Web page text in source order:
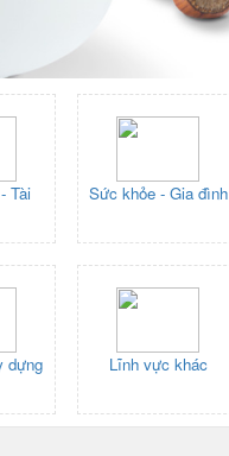
Tài
Sức khỏe - Gia đình
dựng Lĩnh vực khác